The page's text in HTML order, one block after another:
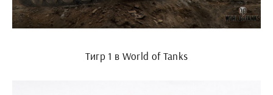
Тигр 1 в World of Tanks